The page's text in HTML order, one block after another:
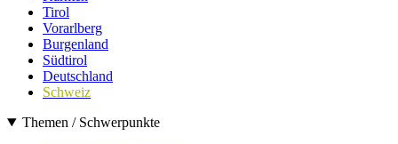
Tirol
Vorarlberg
Burgenland
Südtirol
Deutschland
Schweiz
Themen / Schwerpunkte